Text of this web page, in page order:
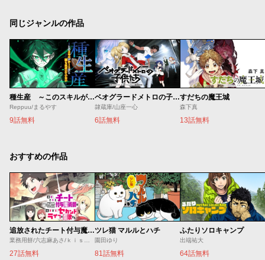
同じジャンルの作品
種生産 ～このスキルがチートだとまだ誰も気付いていない～
Reppuu/まるやす
9話無料
ベオグラードメトロの子供たち
隷蔵庫/山座一心
6話無料
すだちの魔王城
森下真
13話無料
おすすめの作品
追放されたチート付与魔術師は気ままなセカンドライフを謳歌する。 ～俺は武器だけじゃなく、あらゆるものに『強化ポイント』を付与できるし、俺の意思でいつでも効果を解除できるけど、残った人たち大丈夫？～
27話無料
ツレ猫 マルルとハチ
園田ゆり
81話無料
ふたりソロキャンプ
出端祐大
64話無料